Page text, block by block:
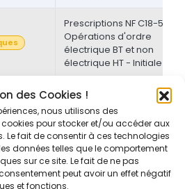
des Cookies !
nous utilisons des
pour stocker et/ou accéder aux
Le fait de consentir à ces technologies
données telles que le comportement
sur ce site. Le fait de ne pas
peut avoir un effet négatif
et fonctions.
Prescriptions NF C18-510 -
Opérations d'ordre
électrique BT et non
électrique HT - Initiale
Prescriptions NF C18-510 -
Opérations d'ordre non-
électrique BT et/ou HT -
Initiale/Recyclage
Prescriptions NF C18-510 -
Opérations d'ordre non-